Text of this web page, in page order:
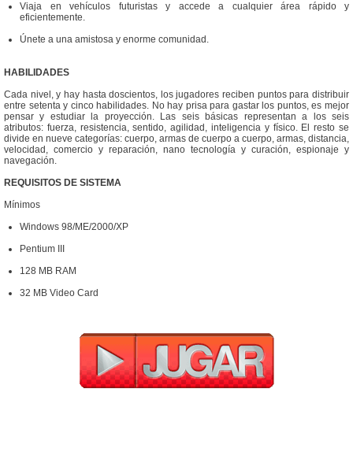
Viaja en vehículos futuristas y accede a cualquier área rápido y
eficientemente.
Únete a una amistosa y enorme comunidad.
HABILIDADES
Cada nivel, y hay hasta doscientos, los jugadores reciben puntos para distribuir
entre setenta y cinco habilidades. No hay prisa para gastar los puntos, es mejor
pensar y estudiar la proyección. Las seis básicas representan a los seis
atributos: fuerza, resistencia, sentido, agilidad, inteligencia y físico. El resto se
divide en nueve categorías: cuerpo, armas de cuerpo a cuerpo, armas, distancia,
velocidad, comercio y reparación, nano tecnología y curación, espionaje y
navegación.
REQUISITOS DE SISTEMA
Mínimos
Windows 98/ME/2000/XP
Pentium III
128 MB RAM
32 MB Video Card